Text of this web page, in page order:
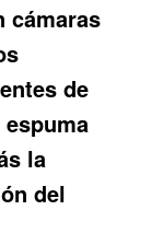
cámaras
de
la
del